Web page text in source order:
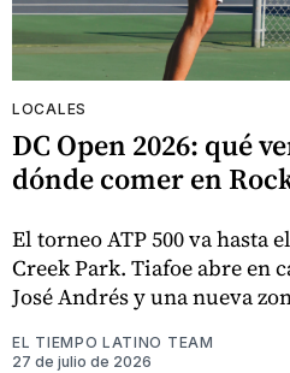
LOCALES
DC Open 2026: qué
dónde comer en
El torneo ATP 500 va hasta
Creek Park. Tiafoe abre en
José Andrés y una nueva
EL TIEMPO LATINO TEAM
27 de julio de 2026